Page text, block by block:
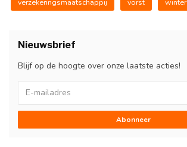
Nieuwsbrief
Blijf op de hoogte over onze laatste acties!
Abonneer